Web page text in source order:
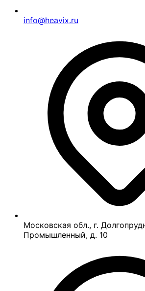
info@heavix.ru
Московская обл., г.
Промышленный, д. 10